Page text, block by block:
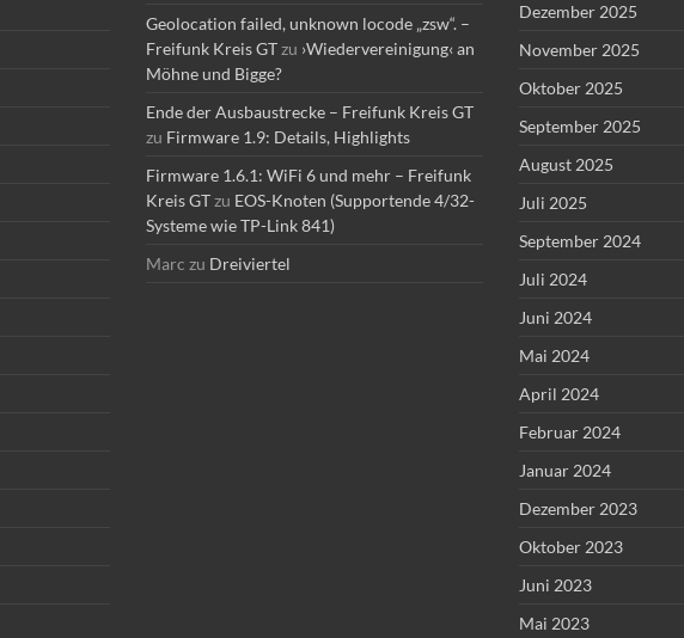
Geolocation failed, unknown locode „zsw“. –
Freifunk Kreis GTzu ›Wiedervereinigung‹ an
Möhne und Bigge?
Ende der Ausbaustrecke – Freifunk Kreis GT
zu Firmware 1.9: Details, Highlights
Firmware 1.6.1: WiFi 6 und mehr – Freifunk
Kreis GTzu EOS-Knoten (Supportende 4/32-
Systeme wie TP-Link 841)
Marc zu Dreiviertel
Dezember 2025
November 2025
Oktober 2025
September 2025
August 2025
Juli 2025
September 2024
Juli 2024
Juni 2024
Mai 2024
April 2024
Februar 2024
Januar 2024
Dezember 2023
Oktober 2023
Juni 2023
Mai 2023